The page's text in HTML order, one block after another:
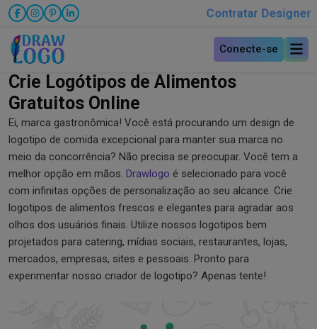
Contratar Designer
Conecte-se
Crie Logótipos de Alimentos
Gratuitos Online
Ei, marca gastronômica! Você está procurando um design de
logotipo de comida excepcional para manter sua marca no
meio da concorrência? Não precisa se preocupar. Você tem a
melhor opção em mãos. Drawlogo é selecionado para você
com infinitas opções de personalização ao seu alcance. Crie
logotipos de alimentos frescos e elegantes para agradar aos
olhos dos usuários finais. Utilize nossos logotipos bem
projetados para catering, mídias sociais, restaurantes, lojas,
mercados, empresas, sites e pessoais. Pronto para
experimentar nosso criador de logotipo? Apenas tente!